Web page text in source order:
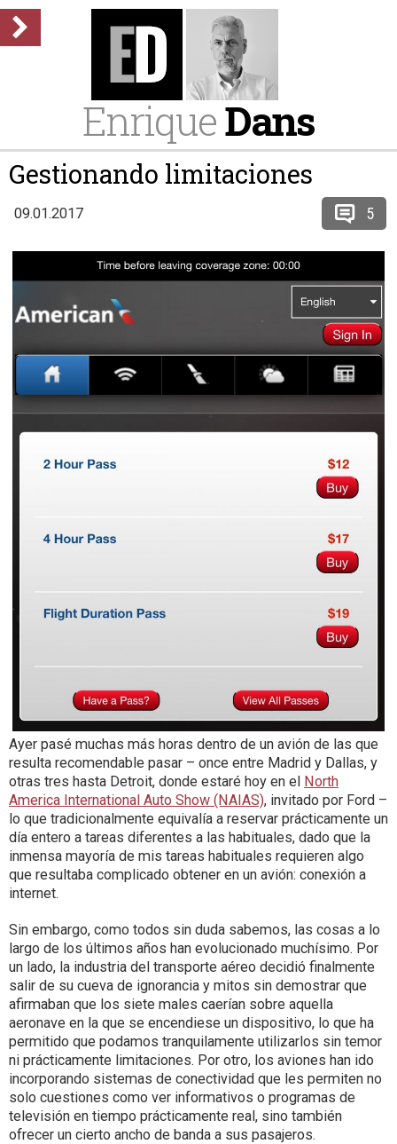
EnriqueDans
Gestionando limitaciones
09.01.2017 5
Ayer pasé muchas más horas dentro de un avión de las que
resulta recomendable pasar – once entre Madrid y Dallas, y
otras tres hasta Detroit, donde estaré hoy en el North
America International Auto Show (NAIAS), invitado por Ford –
lo que tradicionalmente equivalía a reservar prácticamente un
día entero a tareas diferentes a las habituales, dado que la
inmensa mayoría de mis tareas habituales requieren algo
que resultaba complicado obtener en un avión: conexión a
internet.
Sin embargo, como todos sin duda sabemos, las cosas a lo
largo de los últimos años han evolucionado muchísimo. Por
un lado, la industria del transporte aéreo decidió finalmente
salir de su cueva de ignorancia y mitos sin demostrar que
afirmaban que los siete males caerían sobre aquella
aeronave en la que se encendiese un dispositivo, lo que ha
permitido que podamos tranquilamente utilizarlos sin temor
ni prácticamente limitaciones. Por otro, los aviones han ido
incorporando sistemas de conectividad que les permiten no
solo cuestiones como ver informativos o programas de
televisión en tiempo prácticamente real, sino también
ofrecer un cierto ancho de banda a sus pasajeros.